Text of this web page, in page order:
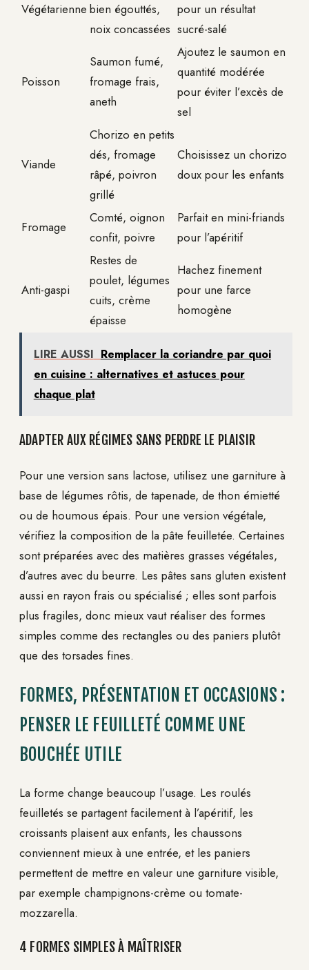
Végétarienne bien égouttés,
noix concassées
pour un résultat
sucré-salé
Poisson
Saumon fumé,
fromage frais,
aneth
Ajoutez le saumon en
quantité modérée
pour éviter l’excès de
sel
Viande
Chorizo en petits
dés, fromage
râpé, poivron
grillé
Choisissez un chorizo
doux pour les enfants
Fromage
Comté, oignon
confit, poivre
Parfait en mini-friands
pour l’apéritif
Anti-gaspi
Restes de
poulet, légumes
cuits, crème
épaisse
Hachez finement
pour une farce
homogène
LIRE AUSSI Remplacer la coriandre par quoi
en cuisine : alternatives et astuces pour
chaque plat
ADAPTER AUX RÉGIMES SANS PERDRE LE PLAISIR
Pour une version sans lactose, utilisez une garniture à
base de légumes rôtis, de tapenade, de thon émietté
ou de houmous épais. Pour une version végétale,
vérifiez la composition de la pâte feuilletée. Certaines
sont préparées avec des matières grasses végétales,
d’autres avec du beurre. Les pâtes sans gluten existent
aussi en rayon frais ou spécialisé ; elles sont parfois
plus fragiles, donc mieux vaut réaliser des formes
simples comme des rectangles ou des paniers plutôt
que des torsades fines.
FORMES, PRÉSENTATION ET OCCASIONS :
PENSER LE FEUILLETÉ COMME UNE
BOUCHÉE UTILE
La forme change beaucoup l’usage. Les roulés
feuilletés se partagent facilement à l’apéritif, les
croissants plaisent aux enfants, les chaussons
conviennent mieux à une entrée, et les paniers
permettent de mettre en valeur une garniture visible,
par exemple champignons-crème ou tomate-
mozzarella.
4 FORMES SIMPLES À MAÎTRISER